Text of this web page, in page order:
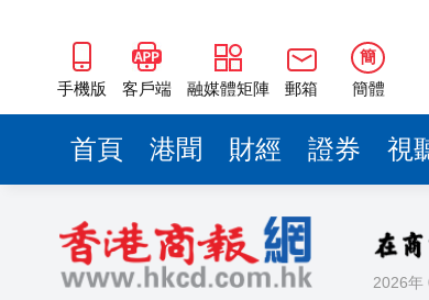
手機版 客戶端 融媒體矩陣 郵箱
簡
簡體
首頁 港聞 財經 證券 視
2026年